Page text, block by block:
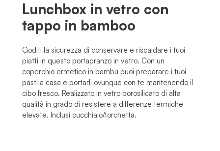
Lunchbox in vetro con
tappo in bamboo
Goditi la sicurezza di conservare e riscaldare i tuoi
piatti in questo portapranzo in vetro. Con un
coperchio ermetico in bambù puoi preparare i tuoi
pasti a casa e portarli ovunque con te mantenendo il
cibo fresco. Realizzato in vetro borosilicato di alta
qualità in grado di resistere a differenze termiche
elevate. Inclusi cucchiaio/forchetta.